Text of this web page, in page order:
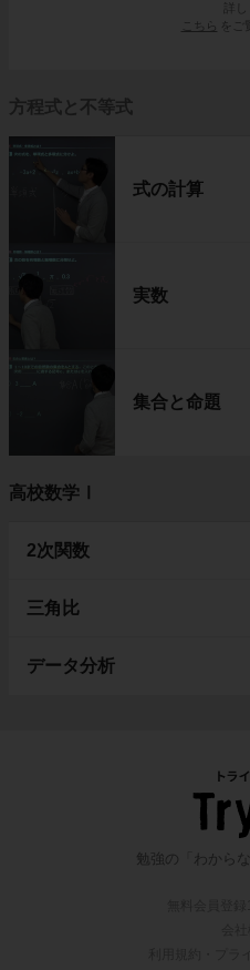
詳し
こちら
をご
方程式と不等式
式の計算
実数
集合と命題
高校数学Ⅰ
2次関数
三角比
データ分析
勉強の「わから